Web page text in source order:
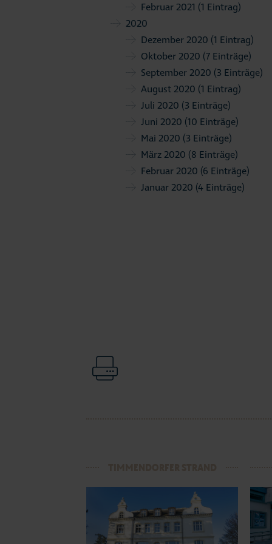
Februar 2021 (1 Eintrag)
2020
Dezember 2020 (1 Eintrag)
Oktober 2020 (7 Einträge)
September 2020 (3 Einträge)
August 2020 (1 Eintrag)
Juli 2020 (3 Einträge)
Juni 2020 (10 Einträge)
Mai 2020 (3 Einträge)
März 2020 (8 Einträge)
Februar 2020 (6 Einträge)
Januar 2020 (4 Einträge)